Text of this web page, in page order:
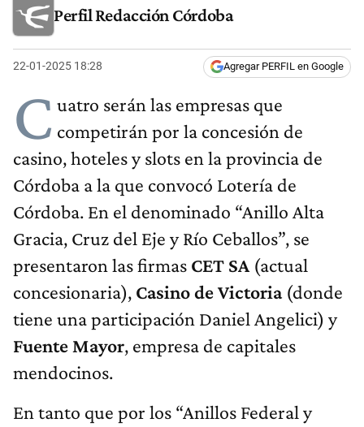
Perfil Redacción Córdoba
22-01-2025 18:28 Agregar PERFIL en Google
C uatro serán las empresas que
competirán por la concesión de
casino, hoteles y slots en la provincia de
Córdoba a la que convocó Lotería de
Córdoba. En el denominado “Anillo Alta
Gracia, Cruz del Eje y Río Ceballos”, se
presentaron las firmas CET SA (actual
concesionaria), Casino de Victoria(donde
tiene una participación Daniel Angelici) y
Fuente Mayor, empresa de capitales
mendocinos.
En tanto que por los “Anillos Federal y